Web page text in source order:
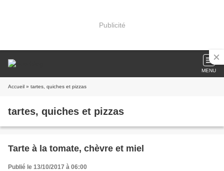
Publicité
MENU
Accueil » tartes, quiches et pizzas
tartes, quiches et pizzas
Tarte à la tomate, chèvre et miel
Publié le 13/10/2017 à 06:00